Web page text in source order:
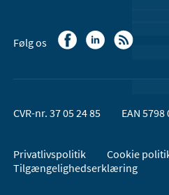
Følg os
CVR-nr. 37 05 24 85 EAN 5798
Privatlivspolitik
Cookie
Tilgængelighedserklæring